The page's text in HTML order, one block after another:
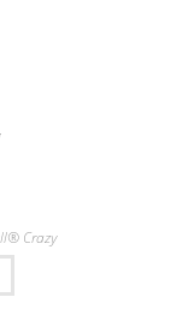
Crazy